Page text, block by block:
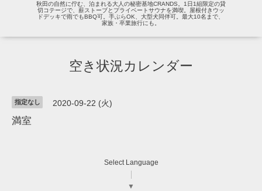
秋田の自然に佇む、泊まれる大人の秘密基地CRANDS。1日1組限定の貸
切コテージで、薪ストーブとプライベートサウナを満喫。屋根付きウッ
ドデッキで雨でもBBQ可。手ぶらOK、大型犬同伴可。最大10名まで、
家族・卒業旅行にも。
空き状況カレンダー
指定なし 2020-09-22 (火)
満室
Select Language
▼